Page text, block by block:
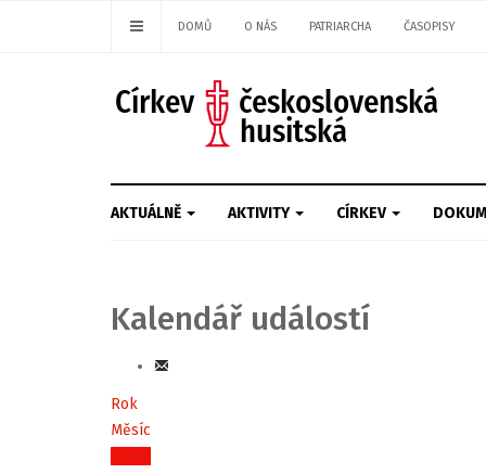
DOMŮ O NÁS PATRIARCHA ČASOPISY
AKTUÁLNĚ AKTIVITY CÍRKEV
Kalendář událostí
Rok
Měsíc
Týden